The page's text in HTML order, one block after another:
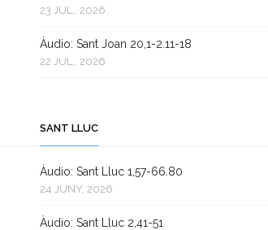
23 JUL., 2026
Àudio: Sant Joan 20,1-2.11-18
22 JUL., 2026
SANT LLUC
Àudio: Sant Lluc 1,57-66.80
24 JUNY, 2026
Àudio: Sant Lluc 2,41-51